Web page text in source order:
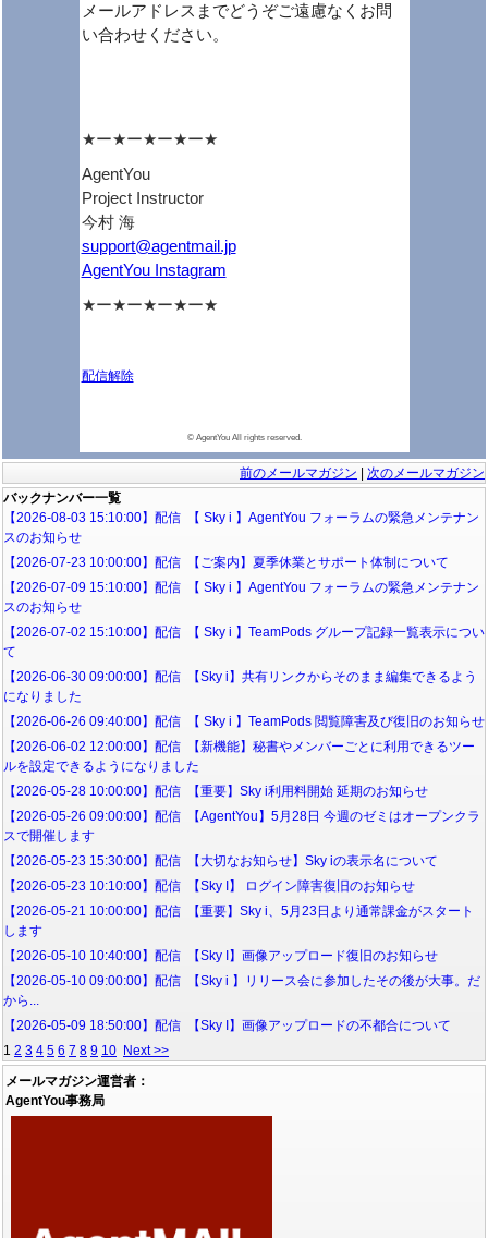
メールアドレスまでどうぞご遠慮なくお問
い合わせください。
★ー★ー★ー★ー★
AgentYou
Project Instructor
今村 海
support@agentmail.jp
AgentYou Instagram
★ー★ー★ー★ー★
配信解除
©️ AgentYou All rights reserved.
前のメールマガジン
次のメールマガジン
バックナンバー一覧
【2026-08-03 15:10:00】配信 【 Sky i 】AgentYou フォーラムの緊急メンテナン
スのお知らせ
【2026-07-23 10:00:00】配信 【ご案内】夏季休業とサポート体制について
【2026-07-09 15:10:00】配信 【 Sky i 】AgentYou フォーラムの緊急メンテナン
スのお知らせ
【2026-07-02 15:10:00】配信 【 Sky i 】TeamPods グループ記録一覧表示につい
て
【2026-06-30 09:00:00】配信 【Sky i】共有リンクからそのまま編集できるよう
になりました
【2026-06-26 09:40:00】配信 【 Sky i 】TeamPods 閲覧障害及び復旧のお知らせ
【2026-06-02 12:00:00】配信 【新機能】秘書やメンバーごとに利用できるツー
ルを設定できるようになりました
【2026-05-28 10:00:00】配信 【重要】Sky i利用料開始 延期のお知らせ
【2026-05-26 09:00:00】配信 【AgentYou】5月28日 今週のゼミはオープンクラ
スで開催します
【2026-05-23 15:30:00】配信 【大切なお知らせ】Sky iの表示名について
【2026-05-23 10:10:00】配信 【Sky I】 ログイン障害復旧のお知らせ
【2026-05-21 10:00:00】配信 【重要】Sky i、5月23日より通常課金がスタート
します
【2026-05-10 10:40:00】配信 【Sky I】画像アップロード復旧のお知らせ
【2026-05-10 09:00:00】配信 【Sky i 】リリース会に参加したその後が大事。だ
から...
【2026-05-09 18:50:00】配信 【Sky I】画像アップロードの不都合について
1 2 3 4 5 6 7 8 9 10 Next >>
メールマガジン運営者：
AgentYou事務局